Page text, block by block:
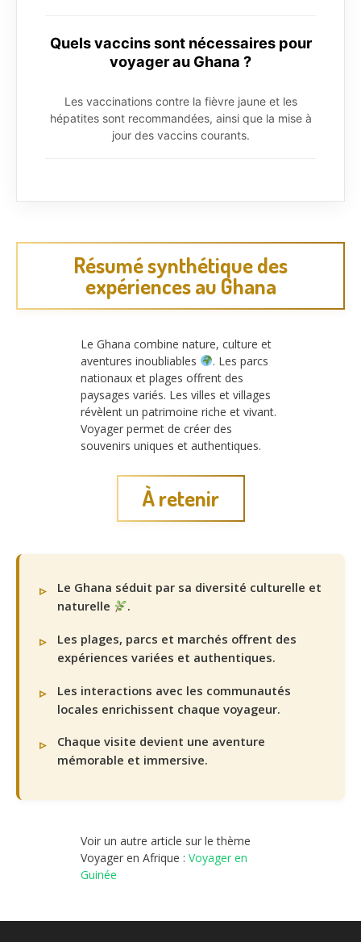
Quels vaccins sont nécessaires pour
voyager au Ghana ?
Les vaccinations contre la fièvre jaune et les
hépatites sont recommandées, ainsi que la mise à
jour des vaccins courants.
Résumé synthétique des
expériences au Ghana
Le Ghana combine nature, culture et
aventures inoubliables
. Les parcs
nationaux et plages offrent des
paysages variés. Les villes et villages
révèlent un patrimoine riche et vivant.
Voyager permet de créer des
souvenirs uniques et authentiques.
À retenir
Le Ghana séduit par sa diversité culturelle et
naturelle
.
Les plages, parcs et marchés offrent des
expériences variées et authentiques.
Les interactions avec les communautés
locales enrichissent chaque voyageur.
Chaque visite devient une aventure
mémorable et immersive.
Voir un autre article sur le thème
Voyager en Afrique : Voyager en
Guinée